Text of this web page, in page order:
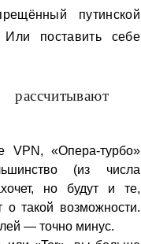
путинской
поставить себе
VPN, «Опера-турбо»
(из числа
но будут и те,
о такой возможности.
— точно минус.